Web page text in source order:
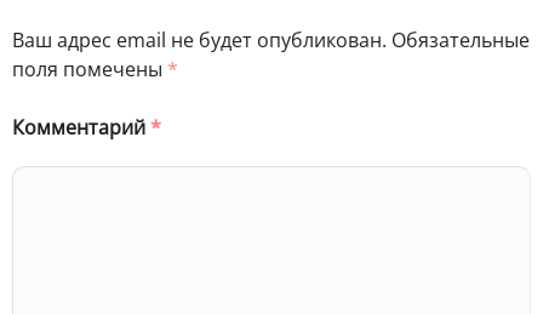
Ваш адрес email не будет опубликован. Обязательные
поля помечены *
Комментарий*